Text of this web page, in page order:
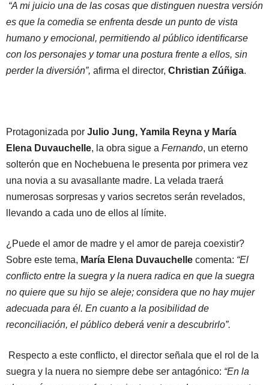
“A mi juicio una de las cosas que distinguen nuestra versión
es que la comedia se enfrenta desde un punto de vista
humano y emocional, permitiendo al público identiﬁcarse
con los personajes y tomar una postura frente a ellos, sin
perder la diversión”, afirma el director, Christian Zúñiga.
Protagonizada por Julio Jung, Yamila Reyna y María
Elena Duvauchelle, la obra sigue a Fernando, un eterno
solterón que en Nochebuena le presenta por primera vez
una novia a su avasallante madre. La velada traerá
numerosas sorpresas y varios secretos serán revelados,
llevando a cada uno de ellos al límite.
¿Puede el amor de madre y el amor de pareja coexistir?
Sobre este tema, María Elena Duvauchelle comenta: “El
conﬂicto entre la suegra y la nuera radica en que la suegra
no quiere que su hijo se aleje; considera que no hay mujer
adecuada para él. En cuanto a la posibilidad de
reconciliación, el público deberá venir a descubrirlo”.
Respecto a este conﬂicto, el director señala que el rol de la
suegra y la nuera no siempre debe ser antagónico: “En la